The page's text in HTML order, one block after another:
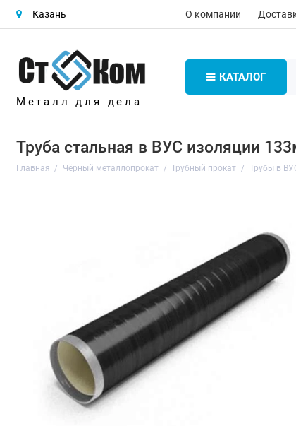
Казань О компании
Металл для дела
КАТАЛОГ
Труба стальная в ВУС изоляции
Главная Чёрный металлопрокат Трубный прокат Трубы в